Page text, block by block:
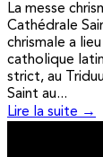
La messe
Cathédrale
chrismale a
catholique
strict, au
Saint au...
Lire la suite →